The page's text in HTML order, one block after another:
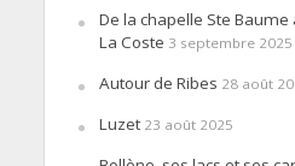
De la chapelle Ste Baume
La Coste 3 septembre 2025
Autour de Ribes 28 août
Luzet 23 août 2025